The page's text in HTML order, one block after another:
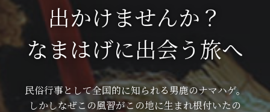
出かけませんか？
なまはげに出会う旅へ
民俗行事として全国的に知られる男鹿のナマハゲ。
しかしなぜこの風習がこの地に生まれ根付いたの